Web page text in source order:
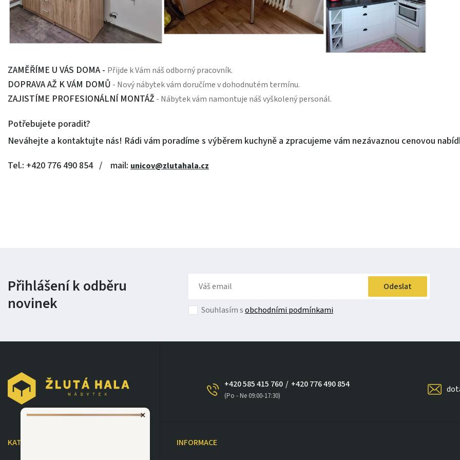
ZAMĚŘÍME U VÁS DOMA - Přijde k Vám náš odborný pracovník.
DOPRAVAAŽ K VÁM DOMŮ - Nový nábytek vám doručíme v dohodnutém termínu.
ZAJISTÍME PROFESIONÁLNÍ MONTÁŽ - Nábytek vám namontuje náš vyškolený personál.
Potřebujete poradit?
Neváhejte a kontaktujte nás! Rádi vám poradíme s výběrem kuchyně a zpracujeme vám nezávaznou cenovou
Tel.: +420 776 490 854 / mail: unicov@zlutahala.cz
Přihlášení k odběru
novinek
Odeslat
Souhlasím sobchodními podmínkami
+420 585 415 760
(Po - Ne 09:00-17:30)
/ +420 776 490 854
KATEGORIE INFORMACE
×